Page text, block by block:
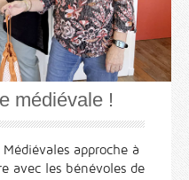
médiévale !
approche à
avec les bénévoles de